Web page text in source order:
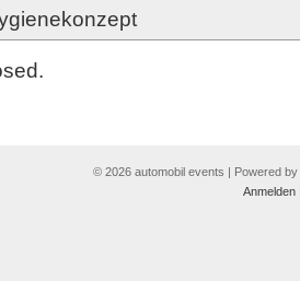
© 2026 automobil events | Powered by
Anmelden|